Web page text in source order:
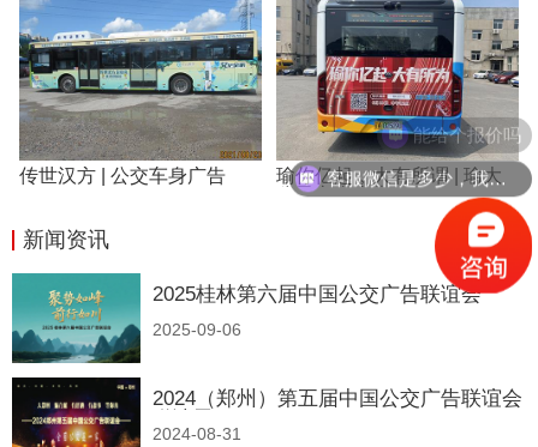
传世汉方 | 公交车身广告
瑜你亿起，大有所谓 | 瑜大
公子车身广告
新闻资讯 全部>>
2025桂林第六届中国公交广告联谊会
2025-09-06
2024（郑州）第五届中国公交广告联谊会
2024-08-31
能给个报价吗
客服微信是多少，我想要一份报价